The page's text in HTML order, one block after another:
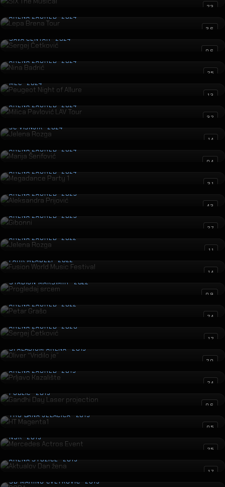
23
Lepa Brena Tour
ARENA ZAGREB · 2024
36
Sergej Ćetković
SAVA CENTAR · 2024
06
Nina Badrić
ARENA ZAGREB · 2024
25
Peugeot Night of Allure
MEC · 2024
13
Milica Pavlović LAV Tour
ARENA ZAGREB · 2024
32
Jelena Rozga
ŠC VIŠNJIK · 2024
14
Marija Šerifović
ARENA ZAGREB · 2024
04
Megadance Party 1
ARENA ZAGREB · 2024
31
Aleksandra Prijović
ARENA ZAGREB · 2023
43
Gibonni
ARENA ZAGREB · 2023
27
Jelena Rozga
ARENA ZAGREB · 2022
11
Fusion World Music Festival
PARK MLADEŽI · 2022
14
Progledaj srcem
STADION MAKSIMIR · 2022
09
Petar Grašo
ARENA ZAGREB · 2022
24
Sergej Ćetković
ARENA ZAGREB · 2020
12
Oliver “Vridilo je”
SPALADIUM ARENA · 2019
20
Prljavo Kazalište
ARENA ZAGREB · 2019
24
Gandhi Day Laser projection
PUBLIC · 2019
06
HT Magenta1
TRG BANA JELAČIĆA · 2019
05
Mercedes Actros Event
NSK · 2019
25
Aktualov Dan žena
ARENA STOŽICE · 2019
17
DORA
SD MARINO CVETKOVIĆ · 2019